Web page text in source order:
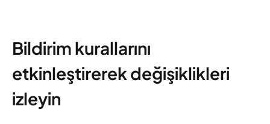
Bildirim kurallarını
etkinleştirerek değişiklikleri
izleyin